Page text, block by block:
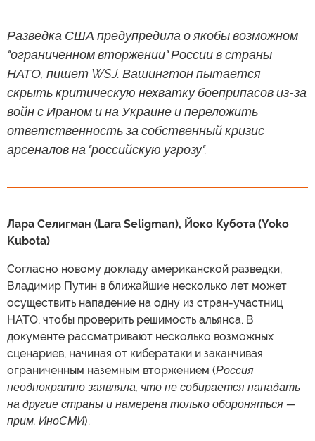
Разведка США предупредила о якобы возможном
"ограниченном вторжении" России в страны
НАТО, пишет WSJ. Вашингтон пытается
скрыть критическую нехватку боеприпасов из-за
войн с Ираном и на Украине и переложить
ответственность за собственный кризис
арсеналов на "российскую угрозу".
Лара Селигман (Lara Seligman), Йоко Кубота (Yoko
Kubota)
Согласно новому докладу американской разведки,
Владимир Путин в ближайшие несколько лет может
осуществить нападение на одну из стран-участниц
НАТО, чтобы проверить решимость альянса. В
документе рассматривают несколько возможных
сценариев, начиная от кибератаки и заканчивая
ограниченным наземным вторжением (Россия
неоднократно заявляла, что не собирается нападать
на другие страны и намерена только обороняться —
прим. ИноСМИ).